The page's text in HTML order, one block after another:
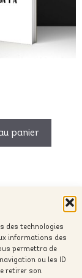
des technologies
informations des
permettra de
ou les ID
retirer son
panier